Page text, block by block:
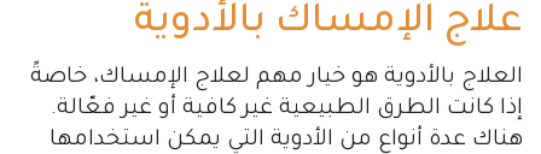
علاج الإمساك بالأدوية
العلاج بالأدوية هو خيار مهم لعلاج الإمساك، خاصةً
إذا كانت الطرق الطبيعية غير كافية أو غير فعّالة.
هناك عدة أنواع من الأدوية التي يمكن استخدامها